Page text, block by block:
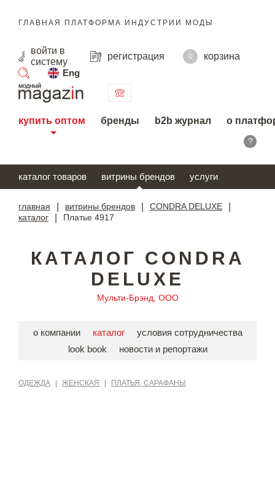
ГЛАВНАЯ ПЛАТФОРМА ИНДУСТРИИ МОДЫ
войти в
систему
регистрация 0
корзина
Eng
поиск
купить оптом бренды b2b журнал о
?
каталог товаров витрины брендов услуги
главная витрины брендов CONDRA DELUXE
каталог Платье 4917
КАТАЛОГ CONDRA
DELUXE
Мульти-Брэнд, ООО
о компании каталог
условия сотрудничества
look book
новости и репортажи
ОДЕЖДА ЖЕНСКАЯ ПЛАТЬЯ, САРАФАНЫ